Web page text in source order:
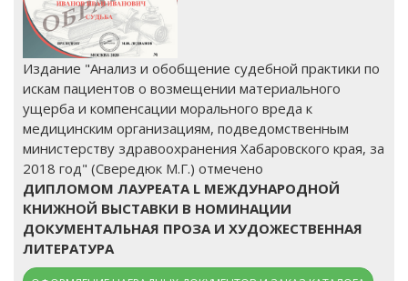
Издание "Анализ и обобщение судебной практики по
искам пациентов о возмещении материального
ущерба и компенсации морального вреда к
медицинским организациям, подведомственным
министерству здравоохранения Хабаровского края, за
2018 год" (Свередюк М.Г.) отмечено
ДИПЛОМОМ ЛАУРЕАТА L МЕЖДУНАРОДНОЙ
КНИЖНОЙ ВЫСТАВКИ В НОМИНАЦИИ
ДОКУМЕНТАЛЬНАЯ ПРОЗА И ХУДОЖЕСТВЕННАЯ
ЛИТЕРАТУРА